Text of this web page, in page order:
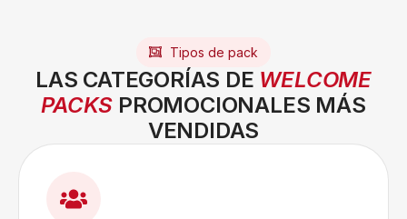
Tipos de pack
LAS CATEGORÍAS DE WELCOME
PACKS PROMOCIONALES MÁS
VENDIDAS